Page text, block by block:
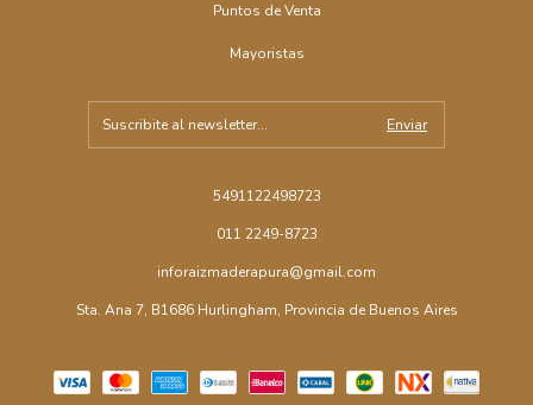
Puntos de Venta
Mayoristas
5491122498723
011 2249-8723
inforaizmaderapura@gmail.com
Sta. Ana 7, B1686 Hurlingham, Provincia de Buenos Aires